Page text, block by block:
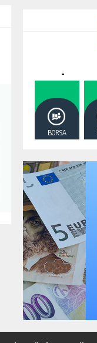
-
BORSA